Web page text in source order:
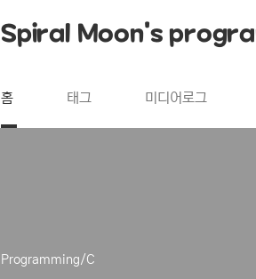
Spiral Moon's
홈 태그 미디어로그
Programming/C